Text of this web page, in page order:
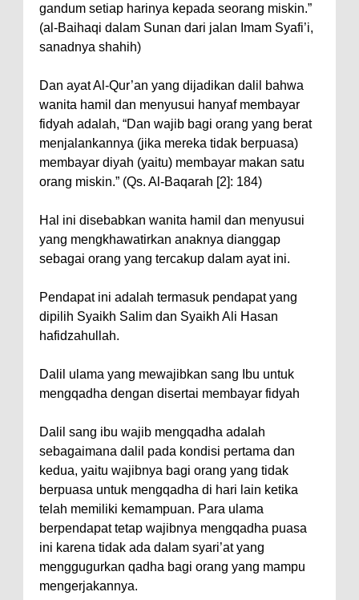
gandum setiap harinya kepada seorang miskin.”
(al-Baihaqi dalam Sunan dari jalan Imam Syafi’i,
sanadnya shahih)
Dan ayat Al-Qur’an yang dijadikan dalil bahwa
wanita hamil dan menyusui hanyaf membayar
fidyah adalah, “Dan wajib bagi orang yang berat
menjalankannya (jika mereka tidak berpuasa)
membayar diyah (yaitu) membayar makan satu
orang miskin.” (Qs. Al-Baqarah [2]: 184)
Hal ini disebabkan wanita hamil dan menyusui
yang mengkhawatirkan anaknya dianggap
sebagai orang yang tercakup dalam ayat ini.
Pendapat ini adalah termasuk pendapat yang
dipilih Syaikh Salim dan Syaikh Ali Hasan
hafidzahullah.
Dalil ulama yang mewajibkan sang Ibu untuk
mengqadha dengan disertai membayar fidyah
Dalil sang ibu wajib mengqadha adalah
sebagaimana dalil pada kondisi pertama dan
kedua, yaitu wajibnya bagi orang yang tidak
berpuasa untuk mengqadha di hari lain ketika
telah memiliki kemampuan. Para ulama
berpendapat tetap wajibnya mengqadha puasa
ini karena tidak ada dalam syari’at yang
menggugurkan qadha bagi orang yang mampu
mengerjakannya.